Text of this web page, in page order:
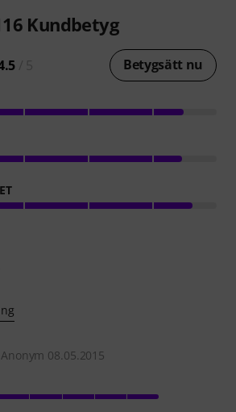
Kundbetyg
Betygsätt nu
Anonym 08.05.2015